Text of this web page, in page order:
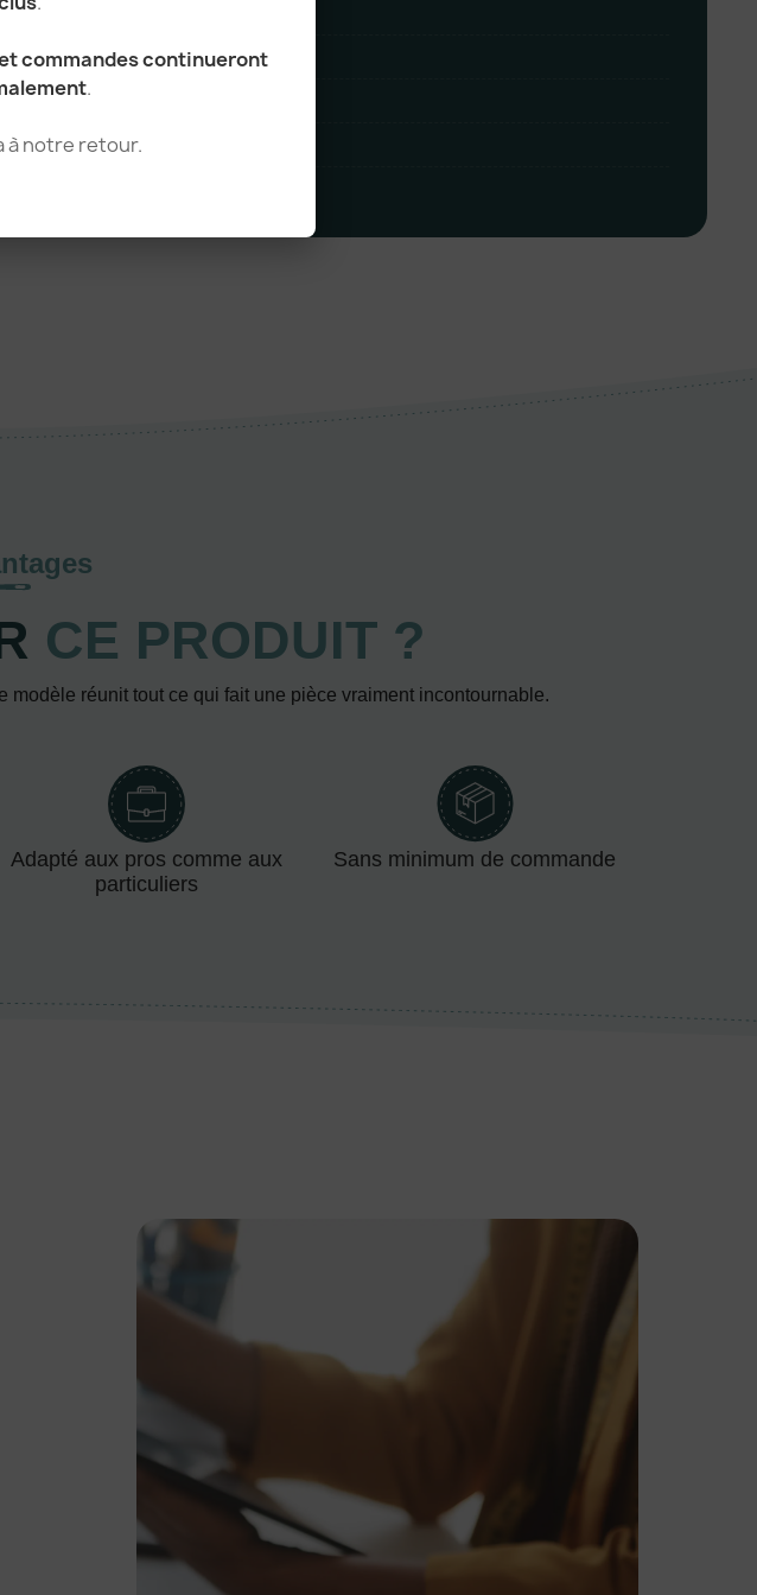
commandes continueront
.
à notre retour.
CE PRODUIT ?
modèle réunit tout ce qui fait une pièce vraiment incontournable.
Adapté aux pros comme aux
particuliers
Sans minimum de commande